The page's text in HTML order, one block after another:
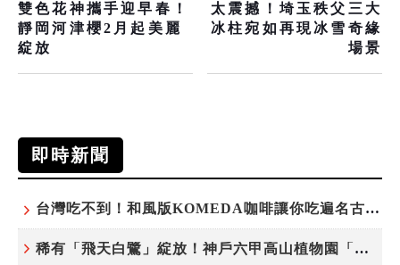
雙色花神攜手迎早春！
靜岡河津櫻2月起美麗
綻放
太震撼！埼玉秩父三大
冰柱宛如再現冰雪奇緣
場景
即時新聞
台灣吃不到！和風版KOMEDA咖啡讓你吃遍名古屋在地美食
稀有「飛天白鷺」綻放！神戶六甲高山植物園「鷺草」珍貴現身